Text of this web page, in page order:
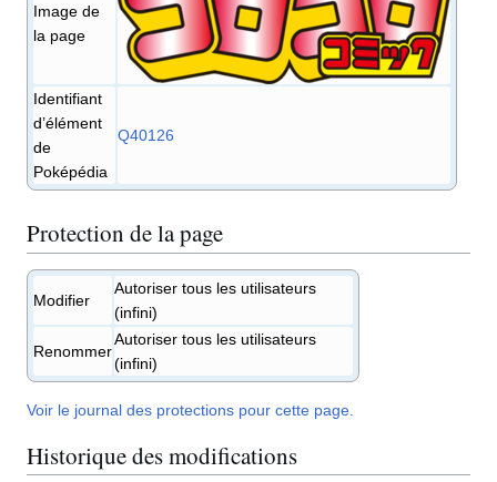
Image de
la page
Identifiant
d’élément
de
Poképédia
Q40126
Protection de la page
Modifier
Autoriser tous les utilisateurs
(infini)
Renommer
Autoriser tous les utilisateurs
(infini)
Voir le journal des protections pour cette page.
Historique des modifications